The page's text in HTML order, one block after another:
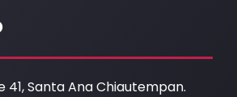
41, Santa Ana Chiautempan.